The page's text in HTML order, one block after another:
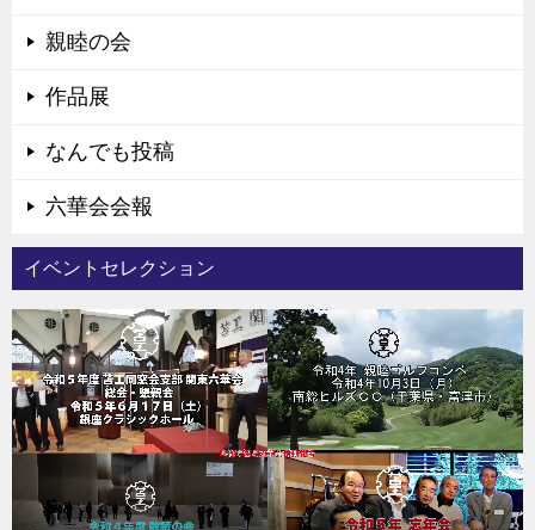
親睦の会
作品展
なんでも投稿
六華会会報
イベントセレクション